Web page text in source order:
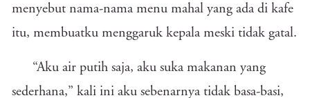
menyebut nama-nama menu mahal yang ada di kafe
itu, membuatku menggaruk kepala meski tidak gatal.
“Aku air putih saja, aku suka makanan yang
sederhana,” kali ini aku sebenarnya tidak basa-basi,